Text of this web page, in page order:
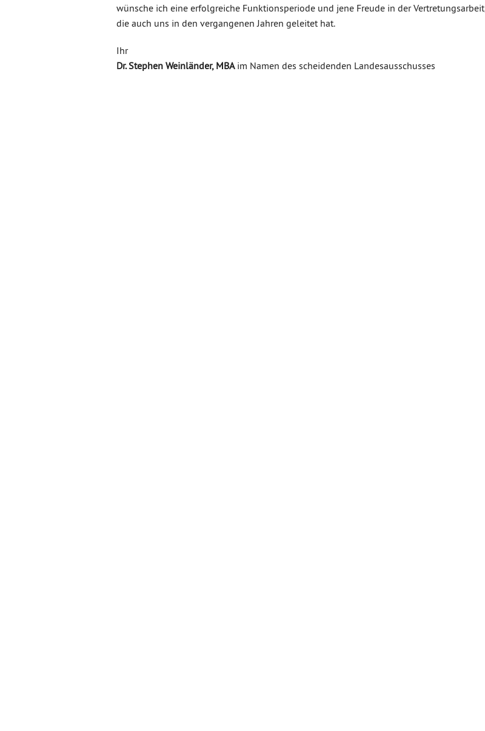
wünsche ich eine erfolgreiche Funktionsperiode und jene Freude in der Vertretungsarbeit,
die auch uns in den vergangenen Jahren geleitet hat.
Ihr
Dr. Stephen Weinländer, MBAim Namen des scheidenden Landesausschusses